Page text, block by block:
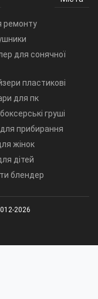
ремонту
для сонячної
пластикові
для пк
груші
прибирання
жінок
дітей
блендер
2026